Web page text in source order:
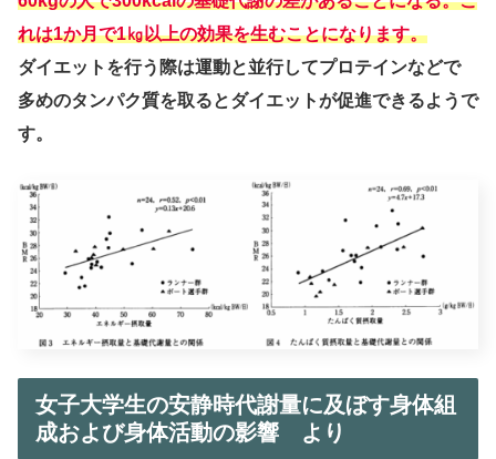
れは1か月で1㎏以上の効果を生むことになります。
ダイエットを行う際は運動と並行してプロテインなどで
多めのタンパク質を取るとダイエットが促進できるようで
す。
女子大学生の安静時代謝量に及ぼす身体組
成および身体活動の影響 より